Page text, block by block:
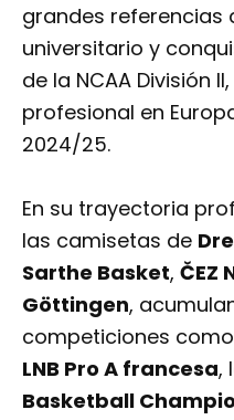
grandes referencias
universitario y
de la NCAA División
profesional en
2024/25.
En su trayectoria
las camisetas de
Sarthe Basket, ČEZ
Göttingen,
competiciones
LNB Pro A francesa,
Basketball